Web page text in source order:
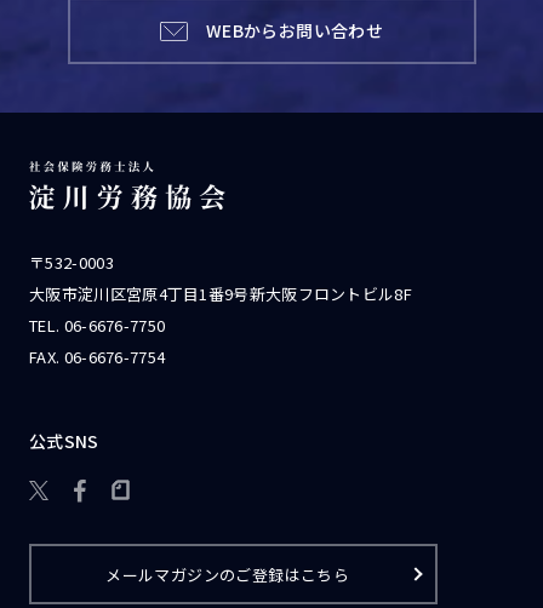
WEBからお問い合わせ
〒532-0003
大阪市淀川区宮原4丁目1番9号新大阪フロントビル8F
TEL. 06-6676-7750
FAX. 06-6676-7754
公式SNS

メールマガジンのご登録はこちら